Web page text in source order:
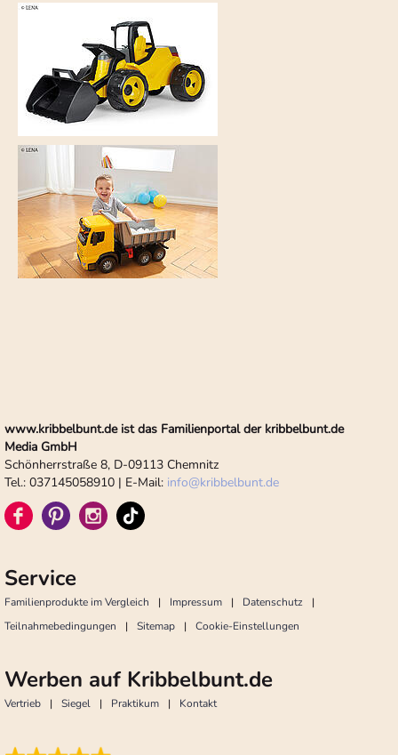
www.kribbelbunt.de ist das Familienportal der kribbelbunt.de
Media GmbH
Schönherrstraße 8, D-09113 Chemnitz
Tel.: 037145058910 | E-Mail: info@kribbelbunt.de
Service
Familienprodukte im Vergleich Impressum
Datenschutz
Teilnahmebedingungen
Sitemap Cookie-Einstellungen
Werben auf Kribbelbunt.de
Vertrieb Siegel Praktikum Kontakt